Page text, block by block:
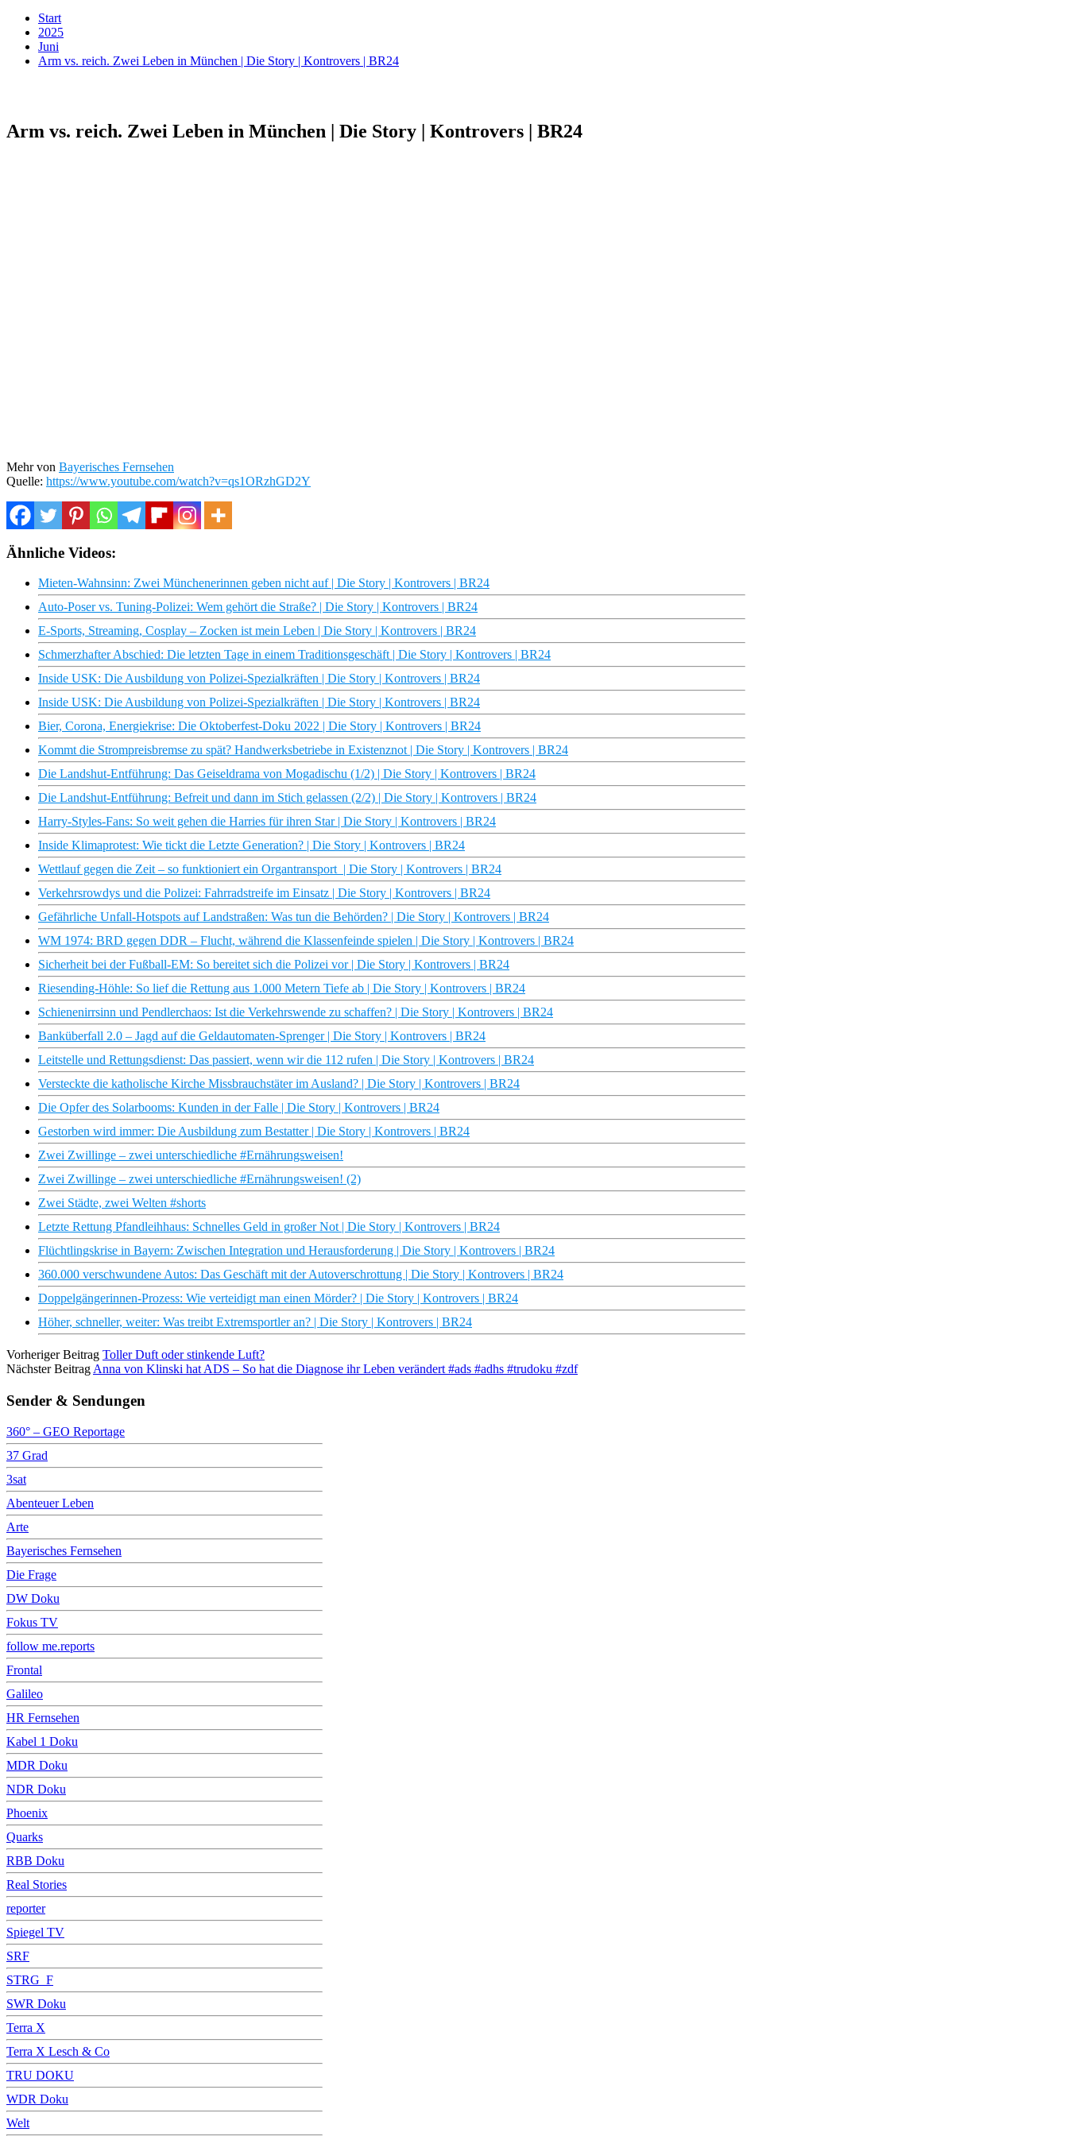
Start
2025
Juni
Arm vs. reich. Zwei Leben in München | Die Story | Kontrovers | BR24
Arm vs. reich. Zwei Leben in München | Die Story | Kontrovers | BR24
Mehr von Bayerisches Fernsehen
Quelle: https://www.youtube.com/watch?v=qs1ORzhGD2Y
Ähnliche Videos:
Mieten-Wahnsinn: Zwei Münchenerinnen geben nicht auf | Die Story | Kontrovers | BR24
Auto-Poser vs. Tuning-Polizei: Wem gehört die Straße? | Die Story | Kontrovers | BR24
E-Sports, Streaming, Cosplay – Zocken ist mein Leben | Die Story | Kontrovers | BR24
Schmerzhafter Abschied: Die letzten Tage in einem Traditionsgeschäft | Die Story | Kontrovers | BR24
Inside USK: Die Ausbildung von Polizei-Spezialkräften | Die Story | Kontrovers | BR24
Inside USK: Die Ausbildung von Polizei-Spezialkräften | Die Story | Kontrovers | BR24
Bier, Corona, Energiekrise: Die Oktoberfest-Doku 2022 | Die Story | Kontrovers | BR24
Kommt die Strompreisbremse zu spät? Handwerksbetriebe in Existenznot | Die Story | Kontrovers | BR24
Die Landshut-Entführung: Das Geiseldrama von Mogadischu (1/2) | Die Story | Kontrovers | BR24
Die Landshut-Entführung: Befreit und dann im Stich gelassen (2/2) | Die Story | Kontrovers | BR24
Harry-Styles-Fans: So weit gehen die Harries für ihren Star | Die Story | Kontrovers | BR24
Inside Klimaprotest: Wie tickt die Letzte Generation? | Die Story | Kontrovers | BR24
Wettlauf gegen die Zeit – so funktioniert ein Organtransport | Die Story | Kontrovers | BR24
Verkehrsrowdys und die Polizei: Fahrradstreife im Einsatz | Die Story | Kontrovers | BR24
Gefährliche Unfall-Hotspots auf Landstraßen: Was tun die Behörden? | Die Story | Kontrovers | BR24
WM 1974: BRD gegen DDR – Flucht, während die Klassenfeinde spielen | Die Story | Kontrovers | BR24
Sicherheit bei der Fußball-EM: So bereitet sich die Polizei vor | Die Story | Kontrovers | BR24
Riesending-Höhle: So lief die Rettung aus 1.000 Metern Tiefe ab | Die Story | Kontrovers | BR24
Schienenirrsinn und Pendlerchaos: Ist die Verkehrswende zu schaffen? | Die Story | Kontrovers | BR24
Banküberfall 2.0 – Jagd auf die Geldautomaten-Sprenger | Die Story | Kontrovers | BR24
Leitstelle und Rettungsdienst: Das passiert, wenn wir die 112 rufen | Die Story | Kontrovers | BR24
Versteckte die katholische Kirche Missbrauchstäter im Ausland? | Die Story | Kontrovers | BR24
Die Opfer des Solarbooms: Kunden in der Falle | Die Story | Kontrovers | BR24
Gestorben wird immer: Die Ausbildung zum Bestatter | Die Story | Kontrovers | BR24
Zwei Zwillinge – zwei unterschiedliche #Ernährungsweisen!
Zwei Zwillinge – zwei unterschiedliche #Ernährungsweisen! (2)
Zwei Städte, zwei Welten #shorts
Letzte Rettung Pfandleihhaus: Schnelles Geld in großer Not | Die Story | Kontrovers | BR24
Flüchtlingskrise in Bayern: Zwischen Integration und Herausforderung | Die Story | Kontrovers | BR24
360.000 verschwundene Autos: Das Geschäft mit der Autoverschrottung | Die Story | Kontrovers | BR24
Doppelgängerinnen-Prozess: Wie verteidigt man einen Mörder? | Die Story | Kontrovers | BR24
Höher, schneller, weiter: Was treibt Extremsportler an? | Die Story | Kontrovers | BR24
Vorheriger Beitrag Toller Duft oder stinkende Luft?
Nächster Beitrag Anna von Klinski hat ADS – So hat die Diagnose ihr Leben verändert #ads #adhs #trudoku #zdf
Sender & Sendungen
360° – GEO Reportage
37 Grad
3sat
Abenteuer Leben
Arte
Bayerisches Fernsehen
Die Frage
DW Doku
Fokus TV
follow me.reports
Frontal
Galileo
HR Fernsehen
Kabel 1 Doku
MDR Doku
NDR Doku
Phoenix
Quarks
RBB Doku
Real Stories
reporter
Spiegel TV
SRF
STRG_F
SWR Doku
Terra X
Terra X Lesch & Co
TRU DOKU
WDR Doku
Welt